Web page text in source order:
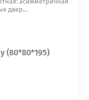
двер...
(80*80*195)